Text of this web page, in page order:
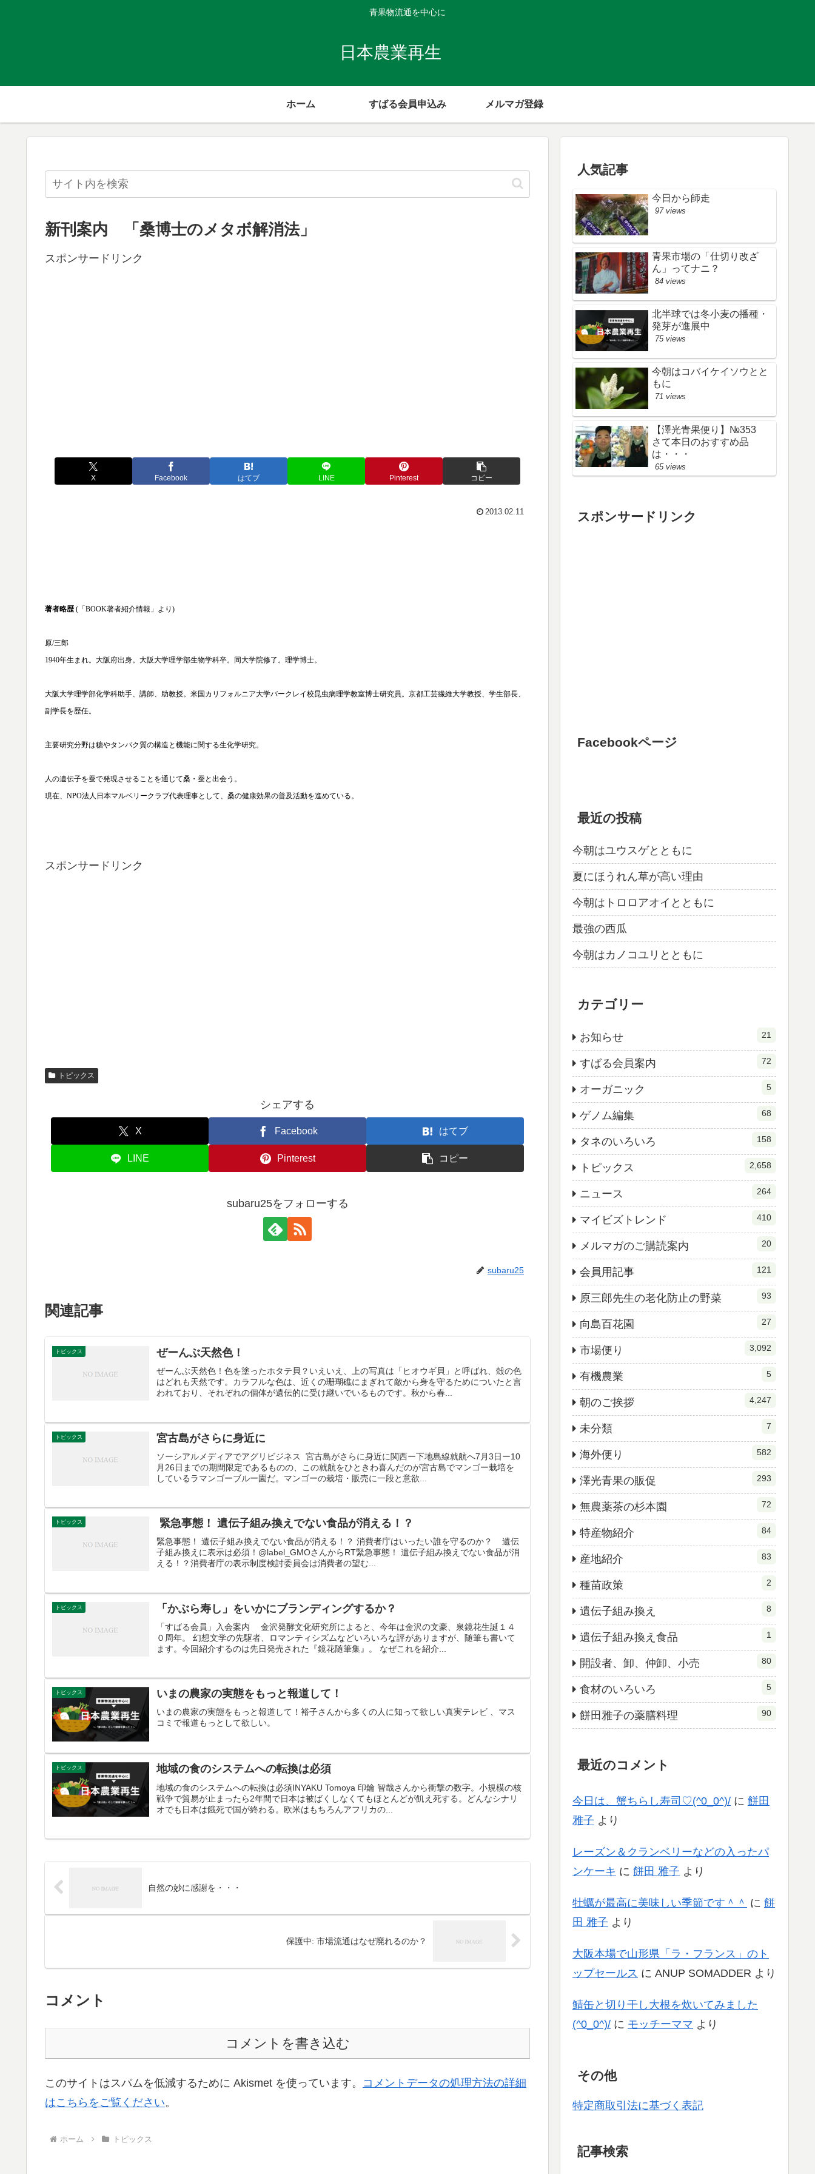
青果物流通を中心に
日本農業再生
ホーム すばる会員申込み メルマガ登録
新刊案内 「桑博士のメタボ解消法」
スポンサードリンク
X Facebook はてブ LINE Pinterest コピー
2013.02.11
著者略歴 (「BOOK著者紹介情報」より)
原/三郎
1940年生まれ。大阪府出身。大阪大学理学部生物学科卒。同大学院修了。理学博士。
大阪大学理学部化学科助手、講師、助教授。米国カリフォルニア大学バークレイ校昆虫病理学教室博士研究員。京都工芸繊維大学教授、学生部長、
副学長を歴任。
主要研究分野は糖やタンパク質の構造と機能に関する生化学研究。
人の遺伝子を蚕で発現させることを通じて桑・蚕と出会う。
現在、NPO法人日本マルベリークラブ代表理事として、桑の健康効果の普及活動を進めている。
スポンサードリンク
トピックス
シェアする
X Facebook はてブ
LINE Pinterest コピー
subaru25をフォローする
subaru25
関連記事
トピックス ぜーんぶ天然色！
ぜーんぶ天然色！色を塗ったホタテ貝？いえいえ、上の写真は「ヒオウギ貝」と呼ばれ、殻の色
はどれも天然です。カラフルな色は、近くの珊瑚礁にまぎれて敵から身を守るためについたと言
われており、それぞれの個体が遺伝的に受け継いでいるものです。秋から春...
トピックス 宮古島がさらに身近に
ソーシアルメディアでアグリビジネス 宮古島がさらに身近に関西ー下地島線就航へ7月3日ー10
月26日までの期間限定であるものの、この就航をひときわ喜んだのが宮古島でマンゴー栽培を
しているラマンゴーブルー園だ。マンゴーの栽培・販売に一段と意欲...
トピックス 緊急事態！ 遺伝子組み換えでない食品が消える！？
緊急事態！ 遺伝子組み換えでない食品が消える！？ 消費者庁はいったい誰を守るのか？ 遺伝
子組み換えに表示は必須！@label_GMOさんからRT緊急事態！ 遺伝子組み換えでない食品が消
える！？消費者庁の表示制度検討委員会は消費者の望む...
トピックス 「かぶら寿し」をいかにブランディングするか？
「すばる会員」入会案内 金沢発酵文化研究所によると、今年は金沢の文豪、泉鏡花生誕１４
０周年。 幻想文学の先駆者、ロマンティシズムなどいろいろな評がありますが、随筆も書いて
ます。今回紹介するのは先日発売された『鏡花随筆集』。 なぜこれを紹介...
トピックス いまの農家の実態をもっと報道して！
いまの農家の実態をもっと報道して！裕子さんから多くの人に知って欲しい真実テレビ 、マス
コミで報道もっとして欲しい。
トピックス 地域の食のシステムへの転換は必須
地域の食のシステムへの転換は必須INYAKU Tomoya 印鑰 智哉さんから衝撃の数字。小規模の核
戦争で貿易が止まったら2年間で日本は被ばくしなくてもほとんどが飢え死する。どんなシナリ
オでも日本は餓死で国が終わる。欧米はもちろんアフリカの...
自然の妙に感謝を・・・
保護中: 市場流通はなぜ廃れるのか？
コメント
コメントを書き込む
このサイトはスパムを低減するために Akismet を使っています。 コメントデータの処理方法の詳細
はこちらをご覧ください。
ホーム トピックス
人気記事
今日から師走
97 views
青果市場の「仕切り改ざ
ん」ってナニ？
84 views
北半球では冬小麦の播種・
発芽が進展中
75 views
今朝はコバイケイソウとと
もに
71 views
【澤光青果便り】№353
さて本日のおすすめ品
は・・・
65 views
スポンサードリンク
Facebookページ
最近の投稿
今朝はユウスゲとともに
夏にほうれん草が高い理由
今朝はトロロアオイとともに
最強の西瓜
今朝はカノコユリとともに
カテゴリー
お知らせ 21
すばる会員案内 72
オーガニック 5
ゲノム編集 68
タネのいろいろ 158
トピックス 2,658
ニュース 264
マイビズトレンド 410
メルマガのご購読案内 20
会員用記事 121
原三郎先生の老化防止の野菜 93
向島百花園 27
市場便り 3,092
有機農業 5
朝のご挨拶 4,247
未分類 7
海外便り 582
澤光青果の販促 293
無農薬茶の杉本園 72
特産物紹介 84
産地紹介 83
種苗政策 2
遺伝子組み換え 8
遺伝子組み換え食品 1
開設者、卸、仲卸、小売 80
食材のいろいろ 5
餅田雅子の薬膳料理 90
最近のコメント
今日は、蟹ちらし寿司♡(^0_0^)/ に 餅田
雅子 より
レーズン＆クランベリーなどの入ったパ
ンケーキ に 餅田 雅子 より
牡蠣が最高に美味しい季節です＾＾ に 餅
田 雅子 より
大阪本場で山形県「ラ・フランス」のト
ップセールス に ANUP SOMADDER より
鯖缶と切り干し大根を炊いてみました
(^0_0^)/ に モッチーママ より
その他
特定商取引法に基づく表記
記事検索